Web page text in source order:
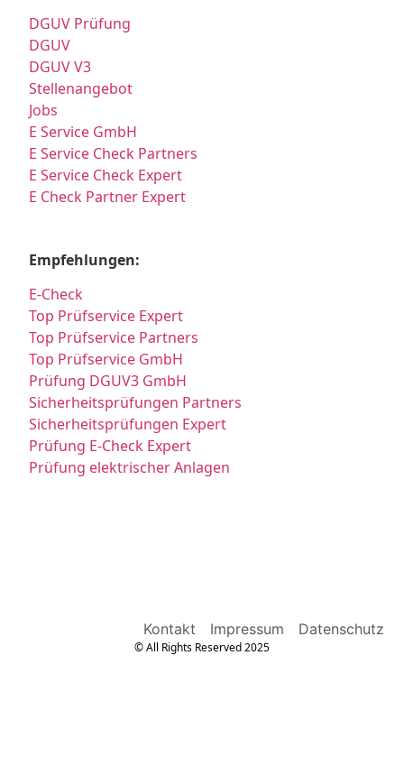
DGUV Prüfung
DGUV
DGUV V3
Stellenangebot
Jobs
E Service GmbH
E Service Check Partners
E Service Check Expert
E Check Partner Expert
Empfehlungen:
E-Check
Top Prüfservice Expert
Top Prüfservice Partners
Top Prüfservice GmbH
Prüfung DGUV3 GmbH
Sicherheitsprüfungen Partners
Sicherheitsprüfungen Expert
Prüfung E-Check Expert
Prüfung elektrischer Anlagen
Kontakt Impressum Datenschutz
© All Rights Reserved 2025